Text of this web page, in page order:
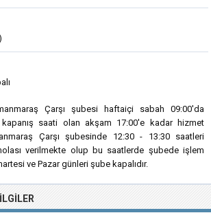
Çarşı şubesi haftaiçi sabah 09:00'da
kapanış saati olan akşam 17:00'e kadar hizmet
Çarşı şubesinde 12:30 - 13:30 saatleri
verilmekte olup bu saatlerde şubede işlem
ve Pazar günleri şube kapalıdır.